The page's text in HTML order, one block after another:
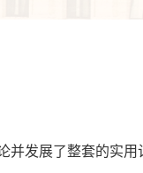
并发展了整套的实用